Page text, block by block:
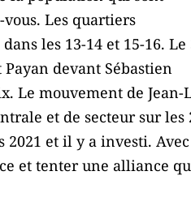
Les quartiers
les 13-14 et 15-16. Le
devant Sébastien
Le mouvement de Jean-
et de secteur sur les
2021 et il y a investi. Avec
et tenter une alliance